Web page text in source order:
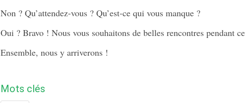
Non ? Qu’attendez-vous ? Qu’est-ce qui vous manque ?
Oui ? Bravo ! Nous vous souhaitons de belles rencontres pendant
Ensemble, nous y arriverons !
Mots clés